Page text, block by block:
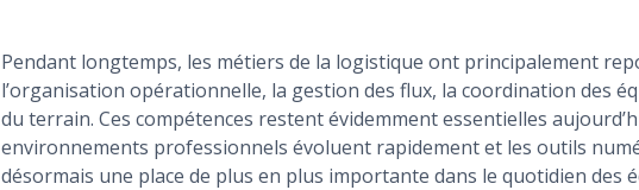
Pendant longtemps, les métiers de la logistique ont principalement
l’organisation opérationnelle, la gestion des flux, la coordination des
du terrain. Ces compétences restent évidemment essentielles
environnements professionnels évoluent rapidement et les outils
désormais une place de plus en plus importante dans le quotidien des